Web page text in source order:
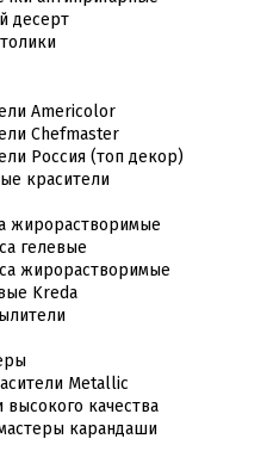
десерт
Americolor
Chefmaster
Россия (топ декор)
красители
жирорастворимые
гелевые
жирорастворимые
Kreda
Metallic
высокого качества
карандаши